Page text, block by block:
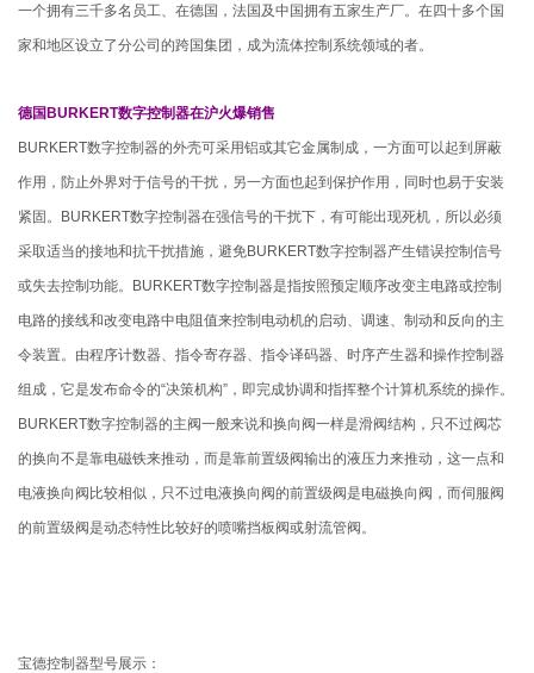
一个拥有三千多名员工、在德国，法国及中国拥有五家生产厂。在四十多个国
家和地区设立了分公司的跨国集团，成为流体控制系统领域的者。
德国BURKERT数字控制器在沪火爆销售
BURKERT数字控制器的外壳可采用铝或其它金属制成，一方面可以起到屏蔽
作用，防止外界对于信号的干扰，另一方面也起到保护作用，同时也易于安装
紧固。BURKERT数字控制器在强信号的干扰下，有可能出现死机，所以必须
采取适当的接地和抗干扰措施，避免BURKERT数字控制器产生错误控制信号
或失去控制功能。BURKERT数字控制器是指按照预定顺序改变主电路或控制
电路的接线和改变电路中电阻值来控制电动机的启动、调速、制动和反向的主
令装置。由程序计数器、指令寄存器、指令译码器、时序产生器和操作控制器
组成，它是发布命令的“决策机构”，即完成协调和指挥整个计算机系统的操作。
BURKERT数字控制器的主阀一般来说和换向阀一样是滑阀结构，只不过阀芯
的换向不是靠电磁铁来推动，而是靠前置级阀输出的液压力来推动，这一点和
电液换向阀比较相似，只不过电液换向阀的前置级阀是电磁换向阀，而伺服阀
的前置级阀是动态特性比较好的喷嘴挡板阀或射流管阀。
宝德控制器型号展示：